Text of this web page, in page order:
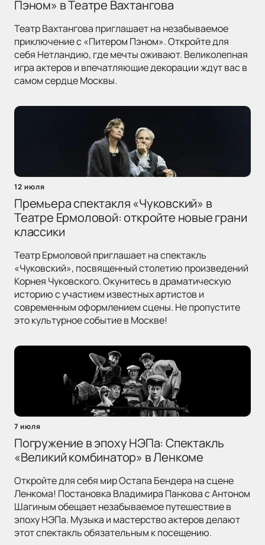
Пэном» в Театре Вахтангова
Театр Вахтангова приглашает на незабываемое
приключение с «Питером Пэном». Откройте для
себя Нетландию, где мечты оживают. Великолепная
игра актеров и впечатляющие декорации ждут вас в
самом сердце Москвы.
12 июля
Премьера спектакля «Чуковский» в
Театре Ермоловой: откройте новые грани
классики
Театр Ермоловой приглашает на спектакль
«Чуковский», посвященный столетию произведений
Корнея Чуковского. Окунитесь в драматическую
историю с участием известных артистов и
современным оформлением сцены. Не пропустите
это культурное событие в Москве!
7 июля
Погружение в эпоху НЭПа: Спектакль
«Великий комбинатор» в Ленкоме
Откройте для себя мир Остапа Бендера на сцене
Ленкома! Постановка Владимира Панкова с Антоном
Шагиным обещает незабываемое путешествие в
эпоху НЭПа. Музыка и мастерство актеров делают
этот спектакль обязательным к посещению.